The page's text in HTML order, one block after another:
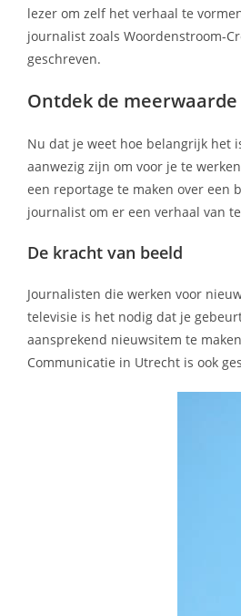
lezer om zelf het verhaal te
journalist zoals Woordenstroom-
geschreven.
Ontdek de
Nu dat je weet hoe belangrijk het
aanwezig zijn om voor je te
een reportage te maken over een
journalist om er een verhaal van
De kracht van beeld
Journalisten die werken voor
televisie is het nodig dat je
aansprekend nieuwsitem te
Communicatie in Utrecht is ook